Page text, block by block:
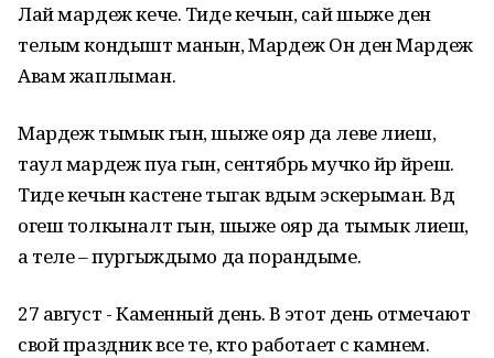
Лай мардеж кече. Тиде кечын, сай шыже ден
телым кондышт манын, Мардеж Он ден Мардеж
Авам жаплыман.
Мардеж тымык гын, шыже ояр да леве лиеш,
таул мардеж пуа гын, сентябрь мучко йӱр йӱреш.
Тиде кечын кастене тыгак вӱдым эскерыман. Вӱд
огеш толкыналт гын, шыже ояр да тымык лиеш,
а теле – пургыждымо да порандыме.
27 август - Каменный день. В этот день отмечают
свой праздник все те, кто работает с камнем.